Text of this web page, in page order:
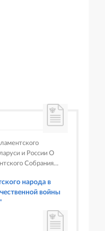
и России О
Собрания
народа в
войны